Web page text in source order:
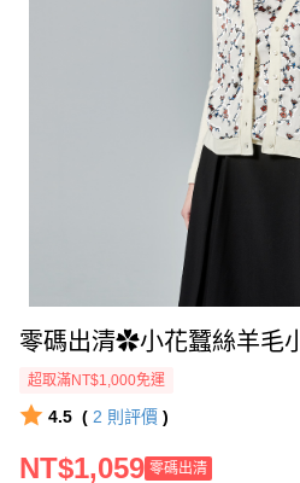
零碼出清✿小花蠶絲羊毛
超取滿NT$1,000免運
4.5 ( 2 則評價 )
NT$1,059 零碼出清